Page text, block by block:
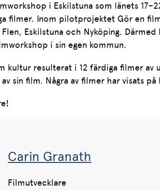
i Eskilstuna som länets
filmer. Inom pilotprojektet Gör en
Eskilstuna och Nyköping. Därmed
i sin egen kommun.
resulterat i 12 färdiga filmer av
sin film. Några av filmer har visats
Carin Granath
Filmutvecklare